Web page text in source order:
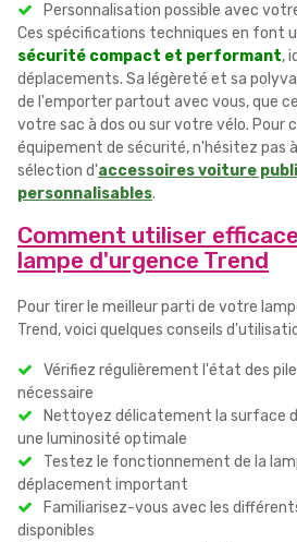
Personnalisation possible avec
Ces spécifications techniques en font
sécurité compact et performant,
déplacements. Sa légèreté et sa
de l'emporter partout avec vous, que
votre sac à dos ou sur votre vélo. Pour
équipement de sécurité, n'hésitez pas
sélection d'accessoires voiture
personnalisables.
Comment utiliser
lampe d'urgence Trend
Pour tirer le meilleur parti de votre
Trend, voici quelques conseils
Vérifiez régulièrement l'état des
nécessaire
Nettoyez délicatement la surface
une luminosité optimale
Testez le fonctionnement de la
déplacement important
Familiarisez-vous avec les
disponibles